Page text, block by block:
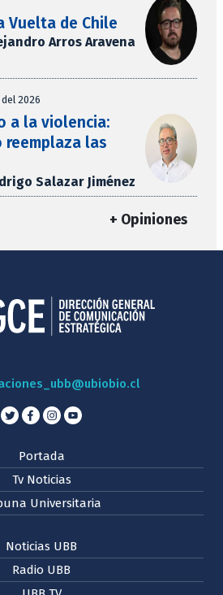
Vuelta de Chile
Arros Aravena
2026
a la violencia:
reemplaza las
Salazar Jiménez
+ Opiniones
Portada
Tv Noticias
Universitaria
Noticias UBB
Radio UBB